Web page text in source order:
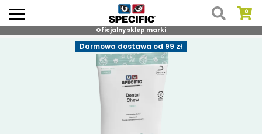
Oficjalny sklep marki
Darmowa dostawa od 99 zł